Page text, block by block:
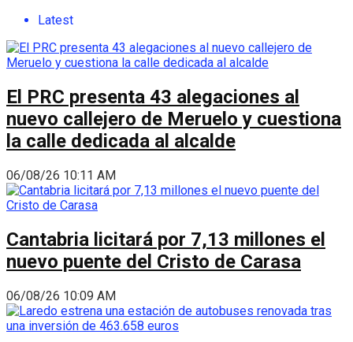
Latest
El PRC presenta 43 alegaciones al
nuevo callejero de Meruelo y cuestiona
la calle dedicada al alcalde
06/08/26 10:11 AM
Cantabria licitará por 7,13 millones el
nuevo puente del Cristo de Carasa
06/08/26 10:09 AM